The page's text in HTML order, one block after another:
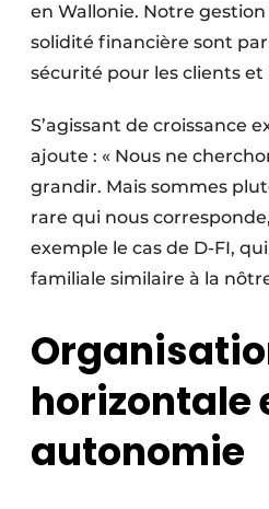
en Wallonie. Notre
solidité financière sont
sécurité pour les clients et
S’agissant de croissance
ajoute : « Nous ne
grandir. Mais sommes
rare qui nous
exemple le cas de D-FI,
familiale similaire à la
horizontale
autonomie